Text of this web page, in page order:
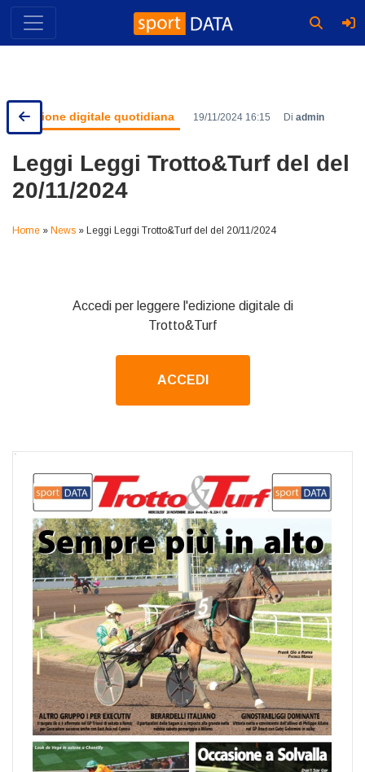
Skip
content
Edizione digitale quotidiana 19/11/2024 16:15 Di admin
Leggi Leggi Trotto&Turf del del
20/11/2024
Home » News » Leggi Leggi Trotto&Turf del del 20/11/2024
Accedi per leggere l'edizione digitale di
Trotto&Turf
ACCEDI